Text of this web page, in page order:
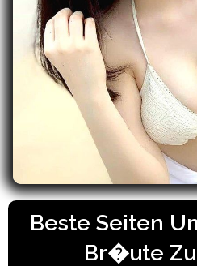
Beste Seiten
Br�ute